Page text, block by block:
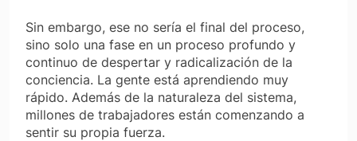
Sin embargo, ese no sería el final del proceso,
sino solo una fase en un proceso profundo y
continuo de despertar y radicalización de la
conciencia. La gente está aprendiendo muy
rápido. Además de la naturaleza del sistema,
millones de trabajadores están comenzando a
sentir su propia fuerza.